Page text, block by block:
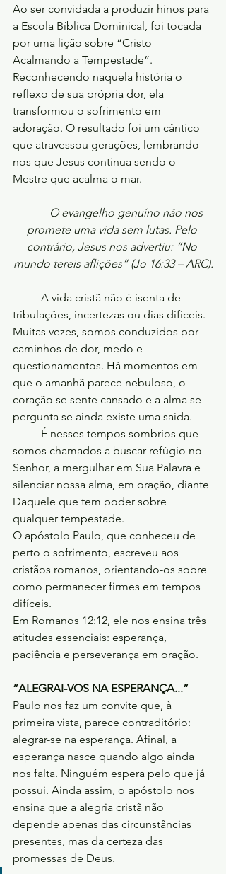
Ao ser convidada a produzir hinos para
a Escola Bíblica Dominical, foi tocada
por uma lição sobre “Cristo
Acalmando a Tempestade”.
Reconhecendo naquela história o
reflexo de sua própria dor, ela
transformou o sofrimento em
adoração. O resultado foi um cântico
que atravessou gerações, lembrando-
nos que Jesus continua sendo o
Mestre que acalma o mar.
O evangelho genuíno não nos
promete uma vida sem lutas. Pelo
contrário, Jesus nos advertiu: “No
mundo tereis aflições” (Jo 16:33 – ARC).
tribulações, incertezas ou dias difíceis.
Muitas vezes, somos conduzidos por
caminhos de dor, medo e
questionamentos. Há momentos em
que o amanhã parece nebuloso, o
coração se sente cansado e a alma se
pergunta se ainda existe uma saída.
somos chamados a buscar refúgio no
Senhor, a mergulhar em Sua Palavra e
silenciar nossa alma, em oração, diante
Daquele que tem poder sobre
qualquer tempestade.
O apóstolo Paulo, que conheceu de
perto o sofrimento, escreveu aos
cristãos romanos, orientando-os sobre
como permanecer firmes em tempos
difíceis.
Em Romanos 12:12, ele nos ensina três
atitudes essenciais: esperança,
paciência e perseverança em oração.
“ALEGRAI-VOS NA ESPERANÇA...”
Paulo nos faz um convite que, à
primeira vista, parece contraditório:
alegrar-se na esperança. Afinal, a
esperança nasce quando algo ainda
nos falta. Ninguém espera pelo que já
possui. Ainda assim, o apóstolo nos
ensina que a alegria cristã não
depende apenas das circunstâncias
presentes, mas da certeza das
promessas de Deus.